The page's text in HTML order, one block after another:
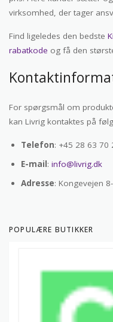
virksomhed, der tager
Find ligeledes den bedste
rabatkode og få den
For spørgsmål om
kan Livrig kontaktes på
Telefon: +45 28 63 70
E-mail: info@livrig.dk
Adresse: Kongevejen
POPULÆRE BUTIKKER